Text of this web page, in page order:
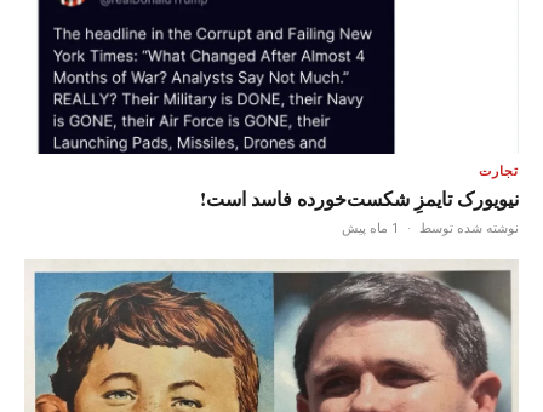
تجارت
نیویورک تایمزِ شکست‌خورده فاسد است!
نوشته شده توسط · 1 ماه پیش